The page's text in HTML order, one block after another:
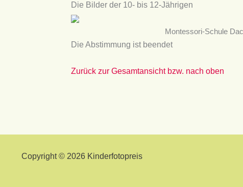
Die Bilder der 10- bis 12-Jährigen
Montessori-Schule
Die Abstimmung ist beendet
Zurück zur Gesamtansicht bzw. nach oben
Copyright © 2026 Kinderfotopreis